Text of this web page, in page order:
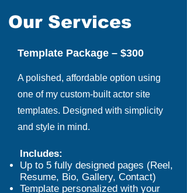
Our Services
Template Package – $300
A polished, affordable option using
one of my custom-built actor site
templates. Designed with simplicity
and style in mind.
Includes:
Up to 5 fully designed pages (Reel,
Resume, Bio, Gallery, Contact)
Template personalized with your